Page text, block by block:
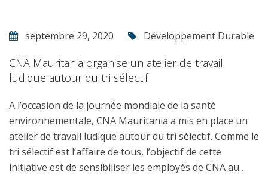
septembre 29, 2020 Développement Durable
CNA Mauritania organise un atelier de travail
ludique autour du tri sélectif
A l’occasion de la journée mondiale de la santé
environnementale, CNA Mauritania a mis en place un
atelier de travail ludique autour du tri sélectif. Comme le
tri sélectif est l’affaire de tous, l’objectif de cette
initiative est de sensibiliser les employés de CNA au…